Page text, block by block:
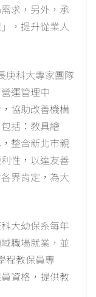
求，另外，承
，提升從業人
庚科大專家團隊
運管理中
協助改善機構
括：教具繪
整合新北市親
性，以達友善
界肯定，為大
大幼保系每年
職場就業，並
程教保員專
資格，提供教